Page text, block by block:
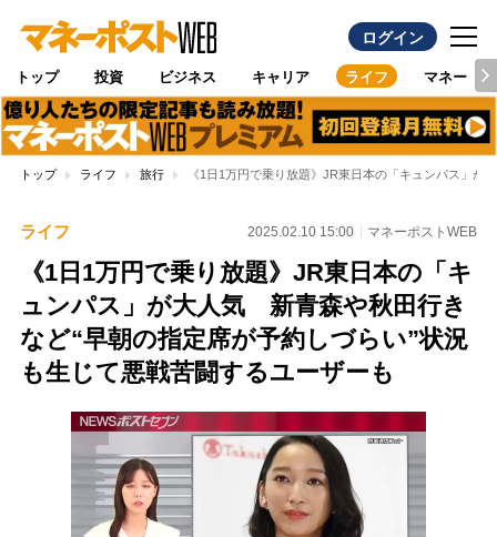
ログイン
トップ 投資 ビジネス キャリア ライフ マネー
トップ ライフ 旅行 《1日1万円で乗り放題》JR東日本の「キュンパス」
ライフ 2025.02.10 15:00 マネーポストWEB
《1日1万円で乗り放題》JR東日本の「キ
ュンパス」が大人気 新青森や秋田行き
など“早朝の指定席が予約しづらい”状況
も生じて悪戦苦闘するユーザーも